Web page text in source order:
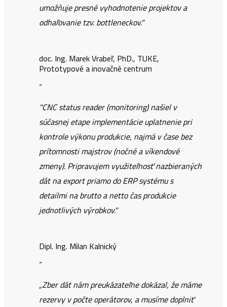
umožňuje presné vyhodnotenie projektov a
odhaľovanie tzv. bottleneckov."
doc. Ing. Marek Vrabeľ, PhD., TUKE,
Prototypové a inovačné centrum
“
"CNC status reader (monitoring) našiel v
súčasnej etape implementácie uplatnenie pri
kontrole výkonu produkcie, najmä v čase bez
prítomnosti majstrov (nočné a víkendové
zmeny). Pripravujem využiteľnosť nazbieraných
dát na export priamo do ERP systému s
detailmi na brutto a netto čas produkcie
jednotlivých výrobkov."
Dipl. Ing. Milan Kalnický
“
„Zber dát nám preukázateľne dokázal, že máme
rezervy v počte operátorov, a musíme doplniť